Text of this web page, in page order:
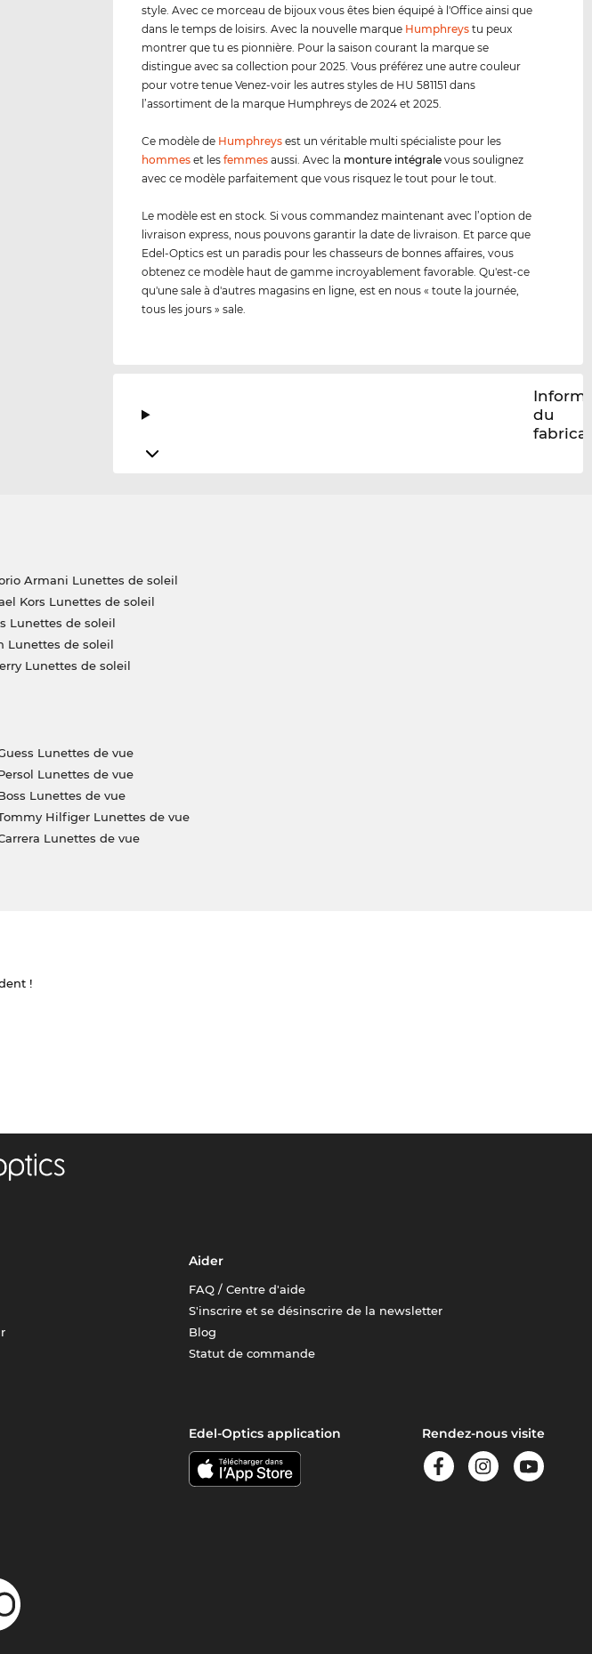
style. Avec ce morceau de bijoux vous êtes bien équipé à l'Office ainsi que
dans le temps de loisirs. Avec la nouvelle marque Humphreys tu peux
montrer que tu es pionnière. Pour la saison courant la marque se
distingue avec sa collection pour 2025. Vous préférez une autre couleur
pour votre tenue Venez-voir les autres styles de HU 581151 dans
l’assortiment de la marque Humphreys de 2024 et 2025.
Ce modèle de Humphreys est un véritable multi spécialiste pour les
hommes et lesfemmes aussi. Avec la monture intégrale vous soulignez
avec ce modèle parfaitement que vous risquez le tout pour le tout.
Le modèle est en stock. Si vous commandez maintenant avec l’option de
livraison express, nous pouvons garantir la date de livraison. Et parce que
Edel-Optics est un paradis pour les chasseurs de bonnes affaires, vous
obtenez ce modèle haut de gamme incroyablement favorable. Qu'est-ce
qu'une sale à d'autres magasins en ligne, est en nous « toute la journée,
tous les jours » sale.
du
Armani Lunettes de soleil
Kors Lunettes de soleil
Lunettes de soleil
Lunettes de soleil
Lunettes de soleil
Lunettes de vue
Lunettes de vue
Lunettes de vue
Hilfiger Lunettes de vue
Lunettes de vue
!
Aider
FAQ / Centre d'aide
S'inscrire et se désinscrire de la newsletter
Blog
Statut de commande
Edel-Optics application Rendez-nous visite